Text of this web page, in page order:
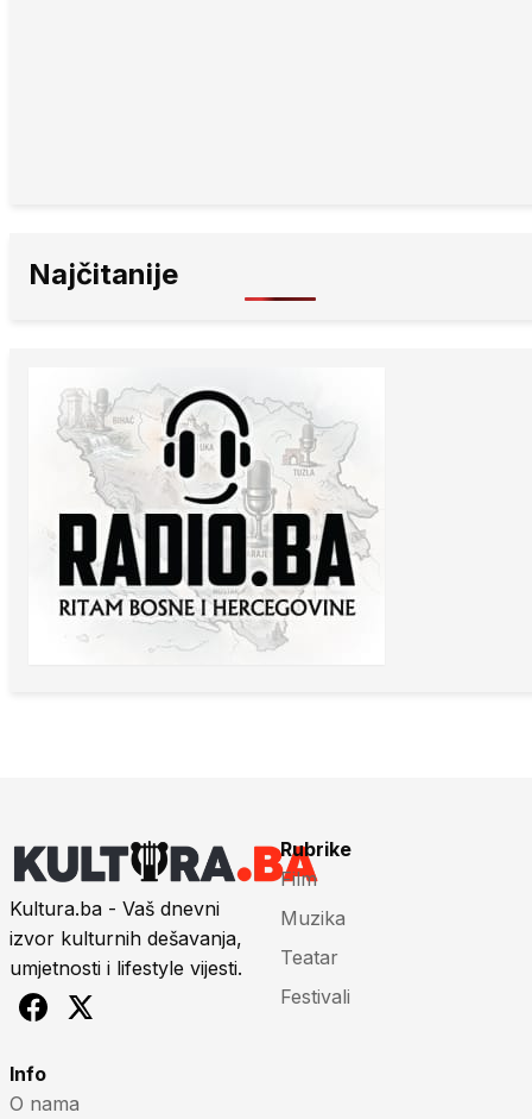
Najčitanije
Kultura.ba - Vaš dnevni
izvor kulturnih dešavanja,
umjetnosti i lifestyle vijesti.
Rubrike
Film
Muzika
Teatar
Festivali
Info
O nama